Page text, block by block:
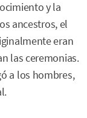
y la
ancestros, el
eran
las ceremonias.
a los hombres,